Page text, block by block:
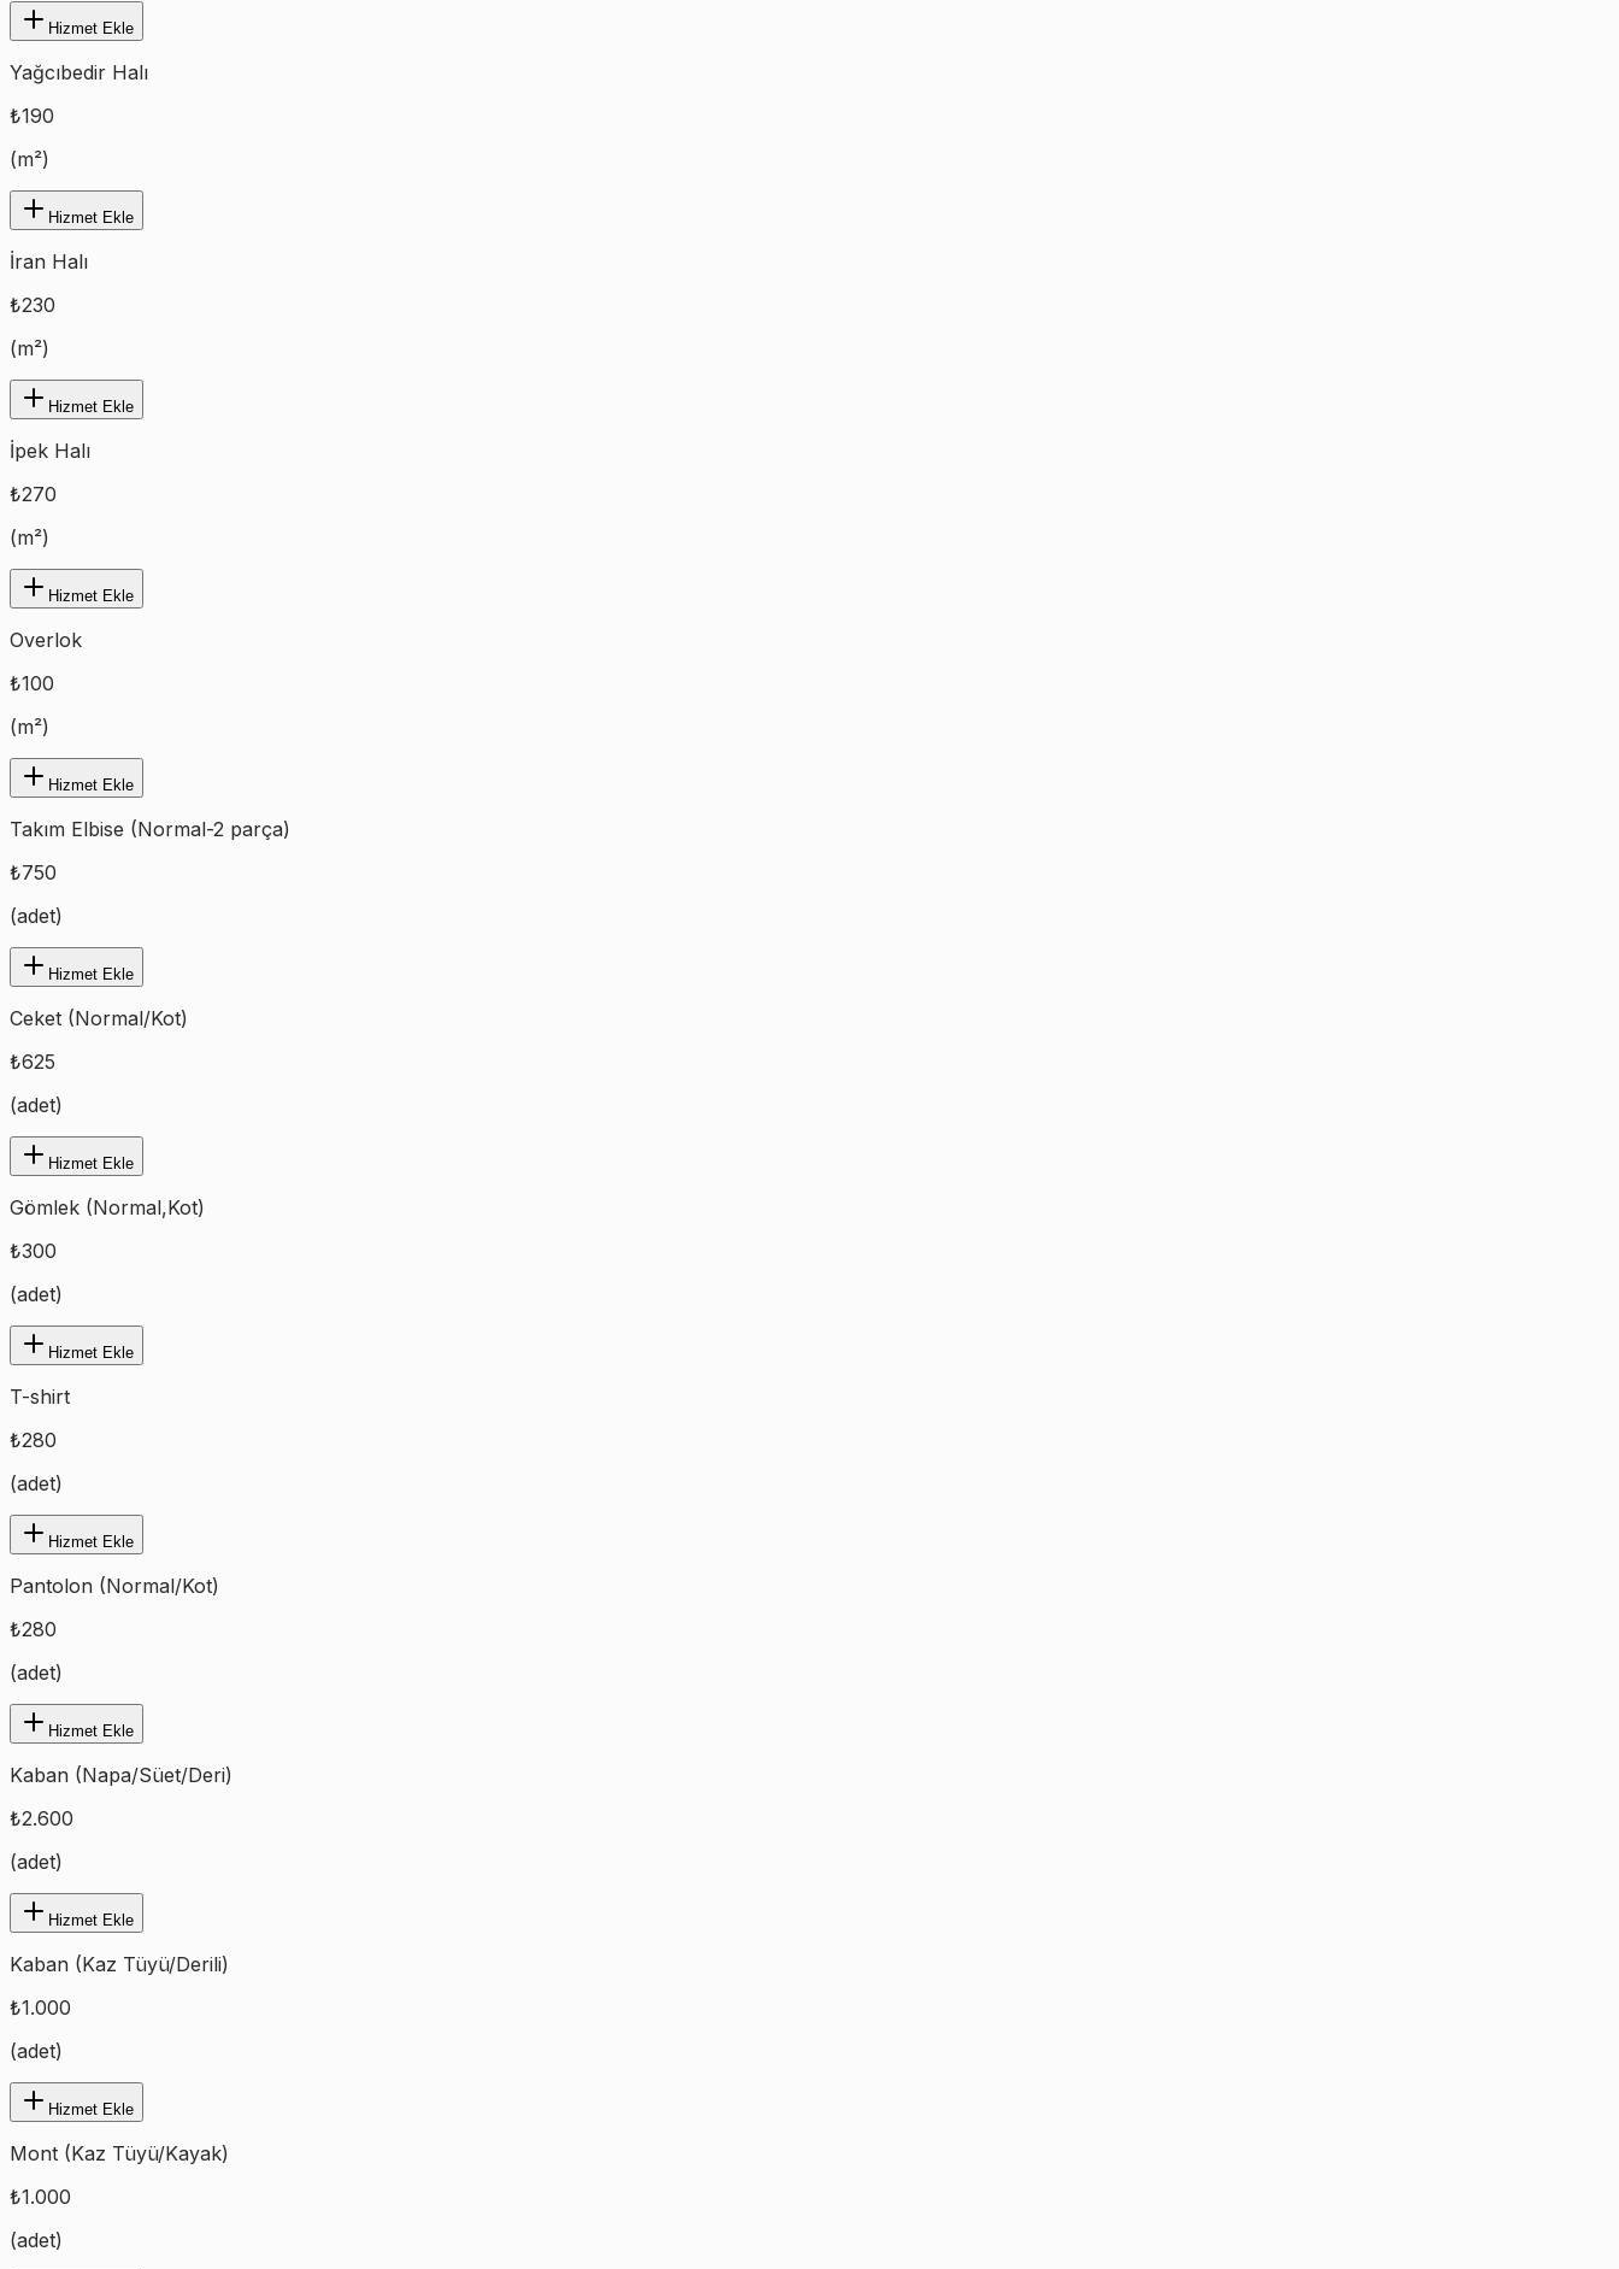
Hizmet Ekle
Yağcıbedir Halı
₺190
(m²)
Hizmet Ekle
İran Halı
₺230
(m²)
Hizmet Ekle
İpek Halı
₺270
(m²)
Hizmet Ekle
Overlok
₺100
(m²)
Hizmet Ekle
Takım Elbise (Normal-2 parça)
₺750
(adet)
Hizmet Ekle
Ceket (Normal/Kot)
₺625
(adet)
Hizmet Ekle
Gömlek (Normal,Kot)
₺300
(adet)
Hizmet Ekle
T-shirt
₺280
(adet)
Hizmet Ekle
Pantolon (Normal/Kot)
₺280
(adet)
Hizmet Ekle
Kaban (Napa/Süet/Deri)
₺2.600
(adet)
Hizmet Ekle
Kaban (Kaz Tüyü/Derili)
₺1.000
(adet)
Hizmet Ekle
Mont (Kaz Tüyü/Kayak)
₺1.000
(adet)